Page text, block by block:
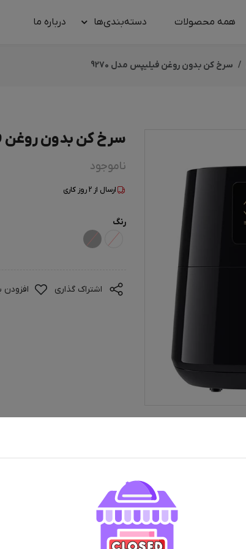
همه محصولات دسته‌بندی‌ها درباره‌ ما
سرخ کن بدون روغن فیلیپس مدل 9270
سرخ کن بدون روغن
ناموجود
ارسال از 2روز کاری
رنگ
اشتراک گذاری افزودن